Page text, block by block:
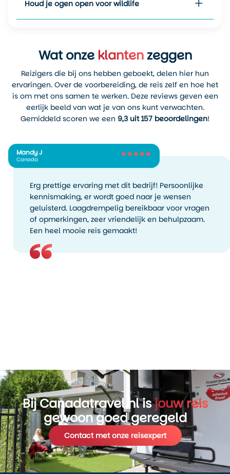
welke dieren er leven, zoals wasberen, coyotes en
verschillende vogelsoorten.
Een bijzonder moment tijdens Stanley Park by Bike is het
uitzicht op de skyline van Vancouver. Vooral langs de
zuidkant van het park zie je de wolkenkrabbers van
downtown recht voor je liggen.
De combinatie van moderne gebouwen, water en bergen
maakt dit een van de meest herkenbare beelden van
foto’s of ansichtkaarten.
Tijdens de fietstocht zijn er meerdere momenten waarop je
groep reist, is daar meestal voldoende tijd voor.
Een ontspannen tempo
Stanley Park by Bike is geen sportieve fietstocht. Het
is de excursie geschikt voor vrijwel iedereen die kan
fietsen.
moeite waard zijn.
Waarom Stanley Park by Bike een goede
start van je reis is
Wie Vancouver voor het eerst bezoekt, merkt al snel dat
het een stad is die je het beste buiten beleeft. Stanley Park
by Bike sluit daar perfect op aan. Je ziet in een paar uur
tijd verschillende kanten van de stad: natuur, kust,
geschiedenis en moderne architectuur.
Openbaar vervoer is ook een
goede optie. Verschillende
Vanuit het centrum van
Vancouver rijden er
regelmatig bussen richting
Denman Street en West End.
Houd je ogen open voor wildlife
Wat onzeklantenzeggen
Reizigers die bij ons hebben geboekt, delen hier hun
ervaringen. Over de voorbereiding, de reis zelf en hoe het
is om met ons samen te werken. Deze reviews geven een
eerlijk beeld van wat je van ons kunt verwachten.
Gemiddeld scoren we een 9,3 uit 157 beoordelingen!
Mandy J
Canada
Erg prettige ervaring met dit bedrijf! Persoonlijke
kennismaking, er wordt goed naar je wensen
geluisterd. Laagdrempelig bereikbaar voor vragen
of opmerkingen, zeer vriendelijk en behulpzaam.
Een heel mooie reis gemaakt!
Bij Canadatravel.nl isjouw reis
gewoon goed geregeld
Contact met onze reisexpert